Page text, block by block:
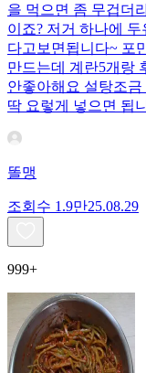
을 먹으면 좀 무겁더
이죠? 저거 하나에
다고보면됩니다~ 포
만드는데 계란5개랑
안좋아해요 설탕조
딱 요렇게 넣으면 됩
똘맹
조회수 1.9만25.08.29
999+